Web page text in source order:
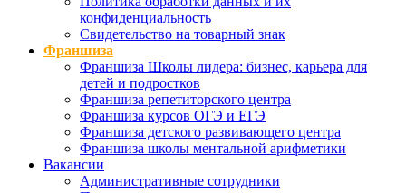
конфиденциальность
Свидетельство на товарный знак
Франшиза
Франшиза Школы лидера: бизнес, карьера для
детей и подростков
Франшиза репетиторского центра
Франшиза курсов ОГЭ и ЕГЭ
Франшиза детского развивающего центра
Франшиза школы ментальной арифметики
Вакансии
Административные сотрудники